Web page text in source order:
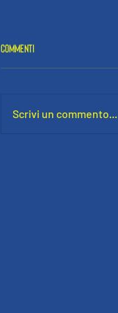
Commenti
Scrivi un commento...